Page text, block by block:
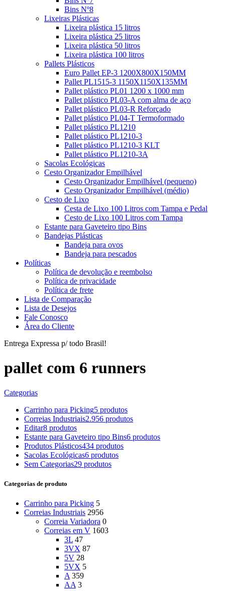
Bins Nº8
Lixeiras Plásticas
Lixeira plástica 15 litros
Lixeira plástica 25 litros
Lixeira plástica 50 litros
Lixeira plástica 100 litros
Pallets Plásticos
Euro Pallet EP-3 1200X800X150MM
Pallet PL1515-3 1150X1150X135MM
Pallet plástico PL01 1200 x 1000 mm
Pallet plástico PL03-A com alma de aço
Pallet plástico PL03-R Reforçado
Pallet plástico PL04-T Termoformado
Pallet plástico PL1210
Pallet plástico PL1210-3
Pallet plástico PL1210-3 KLT
Pallet plástico PL1210-3A
Sacolas Ecológicas
Cesto Organizador Empilhável
Cesto Organizador Empilhável (pequeno)
Cesto Organizador Empilhável (médio)
Cesto de Lixo
Cesta de Lixo 100 Litros com Tampa e Pedal
Cesto de Lixo 100 Litros com Tampa
Estante para Gaveteiro tipo Bins
Bandejas Plásticas
Bandeja para ovos
Bandeja para pescados
Políticas
Política de devolução e reembolso
Política de privacidade
Política de frete
Lista de Comparação
Lista de Desejos
Fale Conosco
Área do Cliente
Entrega Expressa p/ todo Brasil!
pallet com 6 runners
Categorias
Carrinho para Picking5 produtos
Correias Industriais2.956 produtos
Editar8 produtos
Estante para Gaveteiro tipo Bins6 produtos
Produtos Plásticos434 produtos
Sacolas Ecológicas6 produtos
Sem Categorias29 produtos
Categorias de produto
Carrinho para Picking 5
Correias Industriais 2956
Correia Variadora 0
Correias em V 1603
3L 47
3VX 87
5V 28
5VX 5
A 359
AA 3